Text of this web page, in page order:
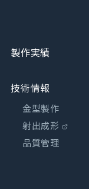
製作実績
技術情報
金型製作
射出成形
品質管理